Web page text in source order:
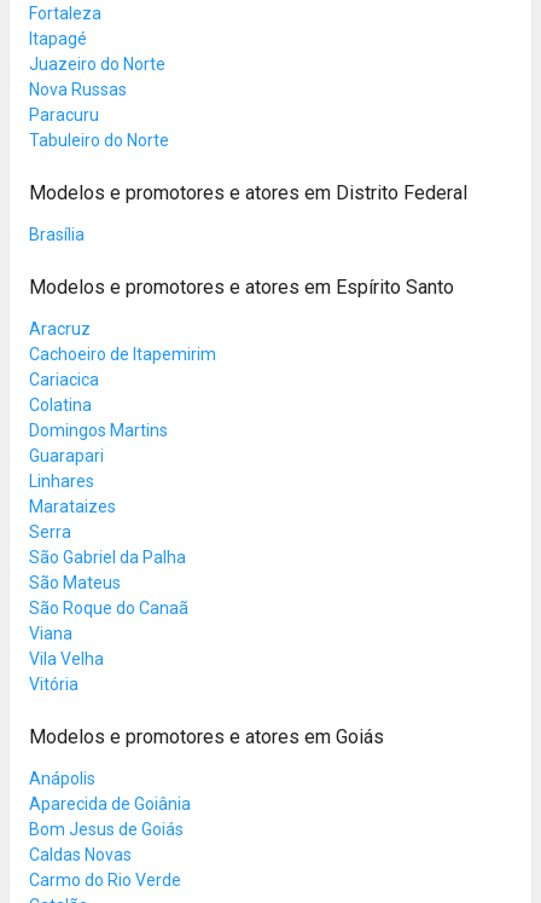
Fortaleza
Itapagé
Juazeiro do Norte
Nova Russas
Paracuru
Tabuleiro do Norte
Modelos e promotores e atores em Distrito Federal
Brasília
Modelos e promotores e atores em Espírito Santo
Aracruz
Cachoeiro de Itapemirim
Cariacica
Colatina
Domingos Martins
Guarapari
Linhares
Marataizes
Serra
São Gabriel da Palha
São Mateus
São Roque do Canaã
Viana
Vila Velha
Vitória
Modelos e promotores e atores em Goiás
Anápolis
Aparecida de Goiânia
Bom Jesus de Goiás
Caldas Novas
Carmo do Rio Verde